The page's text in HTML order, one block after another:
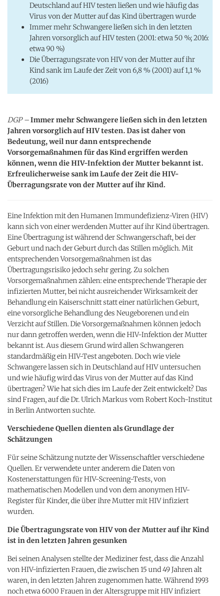
Deutschland auf HIV testen ließen und wie häufig das
Virus von der Mutter auf das Kind übertragen wurde
Immer mehr Schwangere ließen sich in den letzten
Jahren vorsorglich auf HIV testen (2001: etwa 50 %; 2016:
etwa 90 %)
Die Überragungsrate von HIV von der Mutter auf ihr
Kind sank im Laufe der Zeit von 6,8 % (2001) auf 1,1 %
(2016)
DGP –Immer mehr Schwangere ließen sich in den letzten
Jahren vorsorglich auf HIV testen. Das ist daher von
Bedeutung, weil nur dann entsprechende
Vorsorgemaßnahmen für das Kind ergriffen werden
können, wenn die HIV-Infektion der Mutter bekannt ist.
Erfreulicherweise sank im Laufe der Zeit die HIV-
Überragungsrate von der Mutter auf ihr Kind.
Eine Infektion mit den Humanen Immundefizienz-Viren (HIV)
kann sich von einer werdenden Mutter auf ihr Kind übertragen.
Eine Übertragung ist während der Schwangerschaft, bei der
Geburt und nach der Geburt durch das Stillen möglich. Mit
entsprechenden Vorsorgemaßnahmen ist das
Übertragungsrisiko jedoch sehr gering. Zu solchen
Vorsorgemaßnahmen zählen: eine entsprechende Therapie der
infizierten Mutter, bei nicht ausreichender Wirksamkeit der
Behandlung ein Kaiserschnitt statt einer natürlichen Geburt,
eine vorsorgliche Behandlung des Neugeborenen und ein
Verzicht auf Stillen. Die Vorsorgemaßnahmen können jedoch
nur dann getroffen werden, wenn die HIV-Infektion der Mutter
bekannt ist. Aus diesem Grund wird allen Schwangeren
standardmäßig ein HIV-Test angeboten. Doch wie viele
Schwangere lassen sich in Deutschland auf HIV untersuchen
und wie häufig wird das Virus von der Mutter auf das Kind
übertragen? Wie hat sich dies im Laufe der Zeit entwickelt? Das
sind Fragen, auf die Dr. Ulrich Markus vom Robert Koch-Institut
in Berlin Antworten suchte.
Verschiedene Quellen dienten als Grundlage der
Schätzungen
Für seine Schätzung nutzte der Wissenschaftler verschiedene
Quellen. Er verwendete unter anderem die Daten von
Kostenerstattungen für HIV-Screening-Tests, von
mathematischen Modellen und von dem anonymen HIV-
Register für Kinder, die über ihre Mutter mit HIV infiziert
wurden.
Die Übertragungsrate von HIV von der Mutter auf ihr Kind
ist in den letzten Jahren gesunken
Bei seinen Analysen stellte der Mediziner fest, dass die Anzahl
von HIV-infizierten Frauen, die zwischen 15 und 49 Jahren alt
waren, in den letzten Jahren zugenommen hatte. Während 1993
noch etwa 6000 Frauen in der Altersgruppe mit HIV infiziert